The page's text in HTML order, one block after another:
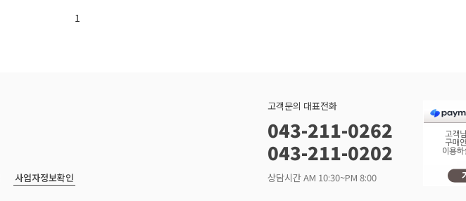
1
사업자정보확인
고객문의 대표전화
043-211-0262
043-211-0202
상담시간 AM 10:30~PM 8:00